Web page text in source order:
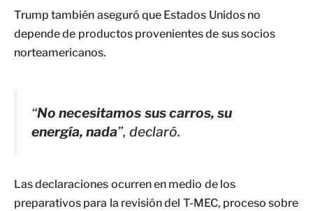
Trump también aseguró que Estados Unidos no
depende de productos provenientes de sus socios
norteamericanos.
“No necesitamos sus carros, su
energía, nada”, declaró.
Las declaraciones ocurren en medio de los
preparativos para la revisión del T-MEC, proceso sobre